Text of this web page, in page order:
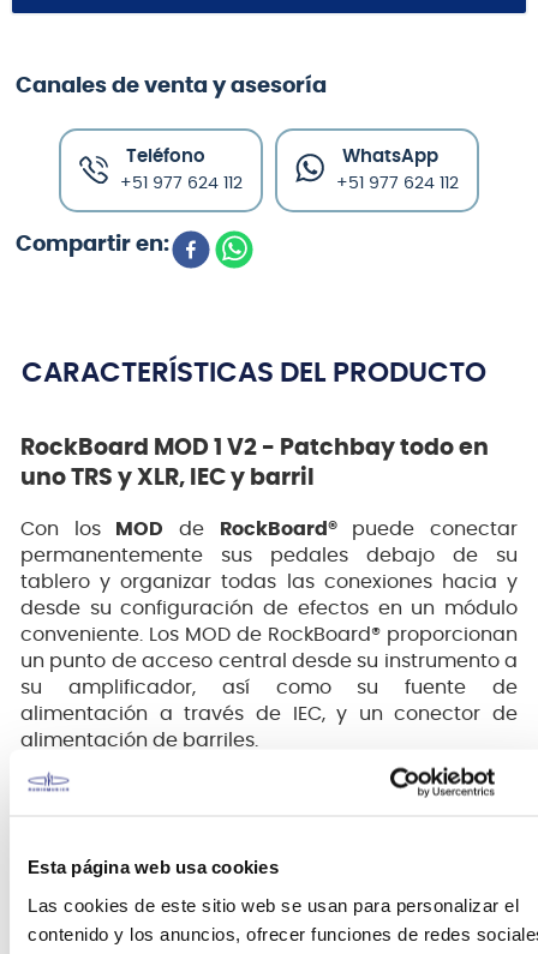
Esta página web usa cookies
Las cookies de este sitio web se usan para personalizar el
contenido y los anuncios, ofrecer funciones de redes
Canales de venta y asesoría
Teléfono
+51 977 624 112
WhatsApp
+51 977 624 112
CARACTERÍSTICAS DEL PRODUCTO
RockBoard MOD 1 V2 - Patchbay todo en
uno TRS y XLR, IEC y barril
Con los MOD de RockBoard®puede conectar
permanentemente sus pedales debajo de su
tablero y organizar todas las conexiones hacia y
desde su configuración de efectos en un módulo
conveniente. Los MOD de RockBoard® proporcionan
un punto de acceso central desde su instrumento a
su amplificador, así como su fuente de
alimentación a través de IEC, y un conector de
alimentación de barriles.